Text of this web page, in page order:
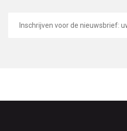
mailadres